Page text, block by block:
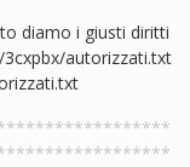
diamo i giusti diritti
autorizzati.txt